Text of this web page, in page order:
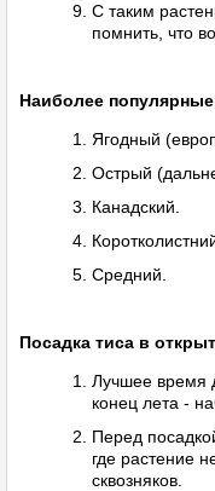
С таким
помнить, что
Наиболее
Ягодный
Острый
Канадский.
Средний.
Посадка тиса в
Лучшее время
конец лета -
Перед
где растение
сквозняков.